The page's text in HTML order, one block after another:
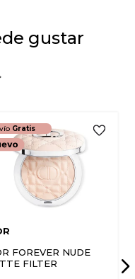
gustar
Gratis
FOREVER NUDE
FILTER